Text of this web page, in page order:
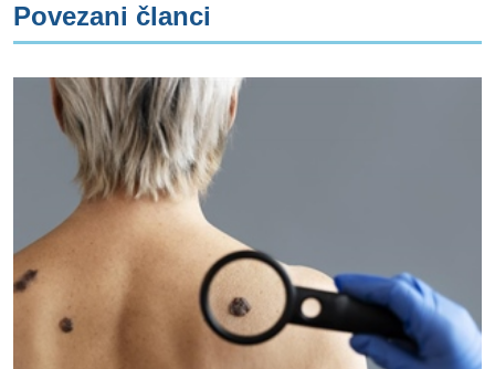
Povezani članci